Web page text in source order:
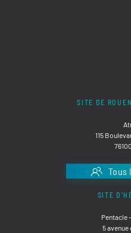
SITE DE
115
Tous
SITE
Pentacle
5 avenue